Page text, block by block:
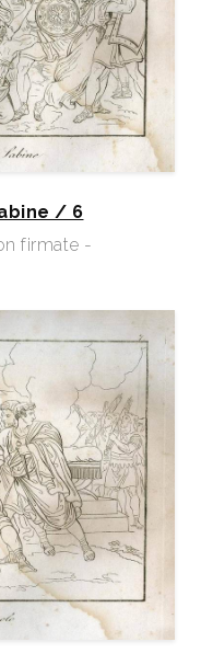
/ 6
firmate -